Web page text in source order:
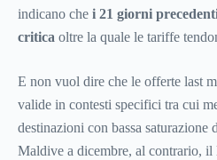
indicano che i 21 giorni
critica oltre la quale le tariffe
E non vuol dire che le offerte last
valide in contesti specifici tra cui
destinazioni con bassa
Maldive a dicembre, al contrario, il